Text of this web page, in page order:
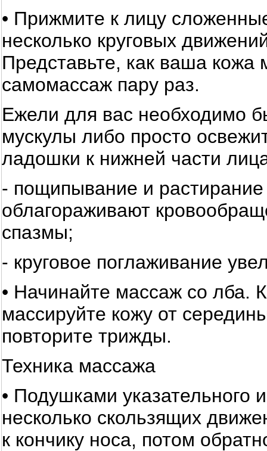
• Прижмите к лицу
несколько круговых
Представьте, как ваша кожа
самомассаж пару раз.
Ежели для вас необходимо
мускулы либо просто
ладошки к нижней части
- пощипывание и
облагораживают
спазмы;
- круговое поглаживание
• Начинайте массаж со лба.
массируйте кожу от
повторите трижды.
Техника массажа
• Подушками указательного
несколько скользящих
к кончику носа, потом